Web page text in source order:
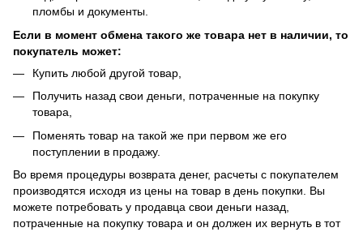
пломбы и документы.
Если в момент обмена такого же товара нет в наличии, то
покупатель может:
Купить любой другой товар,
Получить назад свои деньги, потраченные на покупку
товара,
Поменять товар на такой же при первом же его
поступлении в продажу.
Во время процедуры возврата денег, расчеты с покупателем
производятся исходя из цены на товар в день покупки. Вы
можете потребовать у продавца свои деньги назад,
потраченные на покупку товара и он должен их вернуть в тот